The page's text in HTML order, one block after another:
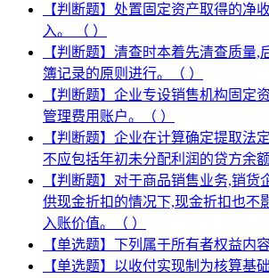
【判断题】处置固定资产取得的净
入。 （ ）
【判断题】清查时本着先清查质量,
簿记录的原则进行。（ ）
【判断题】企业专设销售机构固定
管理费用账户。（ ）
【判断题】企业在计算确定提取法
不应包括年初未分配利润的贷方余额
【判断题】对于商品销售业务,销货
供现金折扣的情况下,现金折扣也不
入账价值。（ ）
【单选题】下列属于所有者权益内
【单选题】以收付实现制为核算基